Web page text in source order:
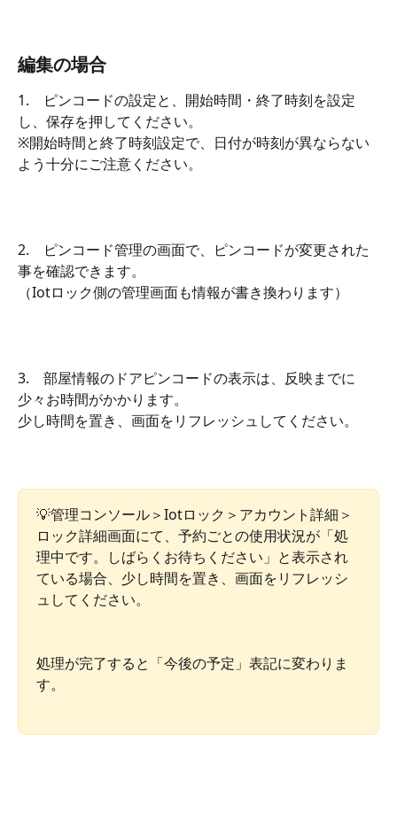
編集の場合
1.　ピンコードの設定と、開始時間・終了時刻を設定
し、保存を押してください。
※開始時間と終了時刻設定で、日付が時刻が異ならない
よう十分にご注意ください。
2.　ピンコード管理の画面で、ピンコードが変更された
事を確認できます。
（Iotロック側の管理画面も情報が書き換わります）
3.　部屋情報のドアピンコードの表示は、反映までに
少々お時間がかかります。
少し時間を置き、画面をリフレッシュしてください。
💡管理コンソール＞Iotロック＞アカウント詳細＞
ロック詳細画面にて、予約ごとの使用状況が「処
理中です。しばらくお待ちください」と表示され
ている場合、少し時間を置き、画面をリフレッシ
ュしてください。
処理が完了すると「今後の予定」表記に変わりま
す。